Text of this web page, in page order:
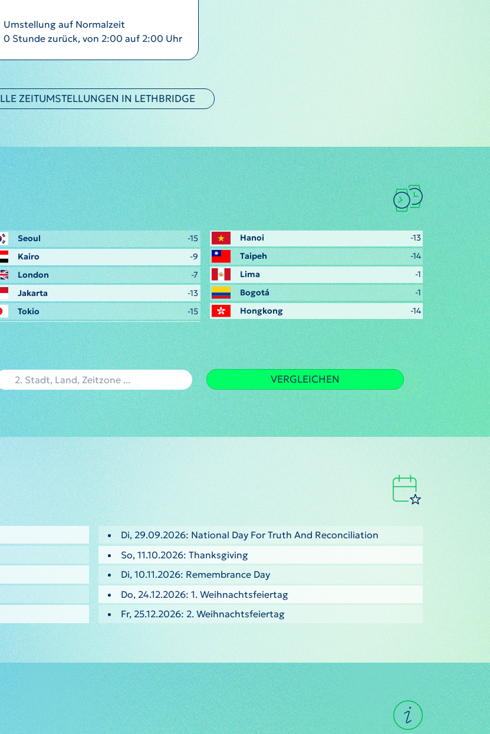
Umstellung auf Normalzeit
0 Stunde zurück, von 2:00 auf 2:00 Uhr
ZEITUMSTELLUNGEN IN LETHBRIDGE
Seoul
-15
Kairo
-9
London
-7
Jakarta
-13
Tokio
-15
Hanoi
-13
Taipeh
-14
Lima
-1
Bogotá
-1
Hongkong
-14
VERGLEICHEN
Di, 29.09.2026: National Day For Truth And Reconciliation
So, 11.10.2026: Thanksgiving
Di, 10.11.2026: Remembrance Day
Do, 24.12.2026: 1. Weihnachtsfeiertag
Fr, 25.12.2026: 2. Weihnachtsfeiertag